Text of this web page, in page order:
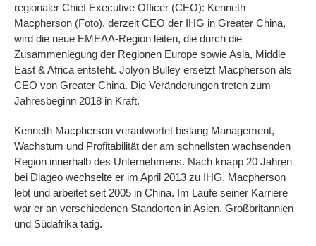
regionaler Chief Executive Officer (CEO): Kenneth
Macpherson (Foto), derzeit CEO der IHG in Greater China,
wird die neue EMEAA-Region leiten, die durch die
Zusammenlegung der Regionen Europe sowie Asia, Middle
East & Africa entsteht. Jolyon Bulley ersetzt Macpherson als
CEO von Greater China. Die Veränderungen treten zum
Jahresbeginn 2018 in Kraft.
Kenneth Macpherson verantwortet bislang Management,
Wachstum und Profitabilität der am schnellsten wachsenden
Region innerhalb des Unternehmens. Nach knapp 20 Jahren
bei Diageo wechselte er im April 2013 zu IHG. Macpherson
lebt und arbeitet seit 2005 in China. Im Laufe seiner Karriere
war er an verschiedenen Standorten in Asien, Großbritannien
und Südafrika tätig.